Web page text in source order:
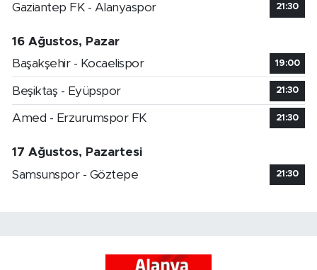
Gaziantep FK - Alanyaspor 21:30
16 Ağustos, Pazar
Başakşehir - Kocaelispor
19:00
Beşiktaş - Eyüpspor 21:30
Amed - Erzurumspor FK 21:30
17 Ağustos, Pazartesi
Samsunspor - Göztepe
21:30